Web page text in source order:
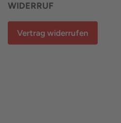
WIDERRUF
Vertrag widerrufen